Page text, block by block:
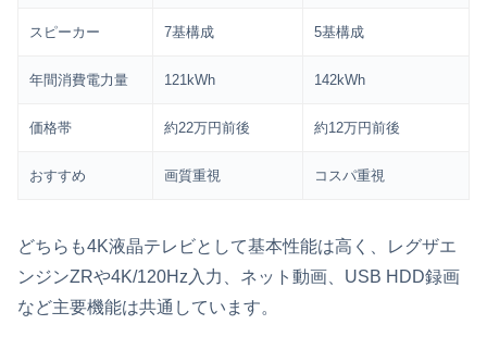
スピーカー 7基構成 5基構成
年間消費電力量 121kWh 142kWh
価格帯 約22万円前後 約12万円前後
おすすめ 画質重視 コスパ重視
どちらも4K液晶テレビとして基本性能は高く、レグザエ
ンジンZRや4K/120Hz入力、ネット動画、USB HDD録画
など主要機能は共通しています。